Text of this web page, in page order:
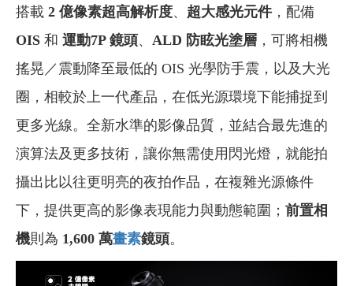
搭載 2 億像素超高解析度、 超大感光元件，配備
OIS 和 運動7P 鏡頭、 ALD 防眩光塗層 ，可將相機
搖晃／震動降至最低的 OIS 光學防手震，以及大光
圈，相較於上一代產品，在低光源環境下能捕捉到
更多光線。全新水準的影像品質，並結合最先進的
演算法及更多技術，讓你無需使用閃光燈，就能拍
攝出比以往更明亮的夜拍作品，在複雜光源條件
下，提供更高的影像表現能力與動態範圍； 前置相
機則為 1,600 萬畫素鏡頭。